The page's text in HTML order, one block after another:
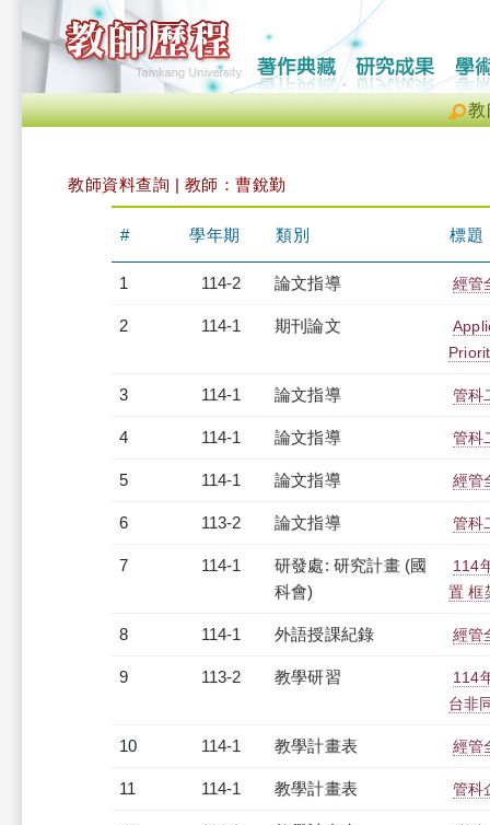
教
教師資料查詢 | 教師：曹銳勤
# 學年期 類別 標題
1 114-2 論文指導 經管
2 114-1 期刊論文
3 114-1 論文指導 管科
4 114-1 論文指導 管科
5 114-1 論文指導 經管
6 113-2 論文指導 管科
7 114-1
研發處: 研究計畫 (國
科會)
114
置 框
8 114-1 外語授課紀錄 經管
9 113-2 教學研習
114
台非
10 114-1 教學計畫表 經管
11 114-1 教學計畫表 管科